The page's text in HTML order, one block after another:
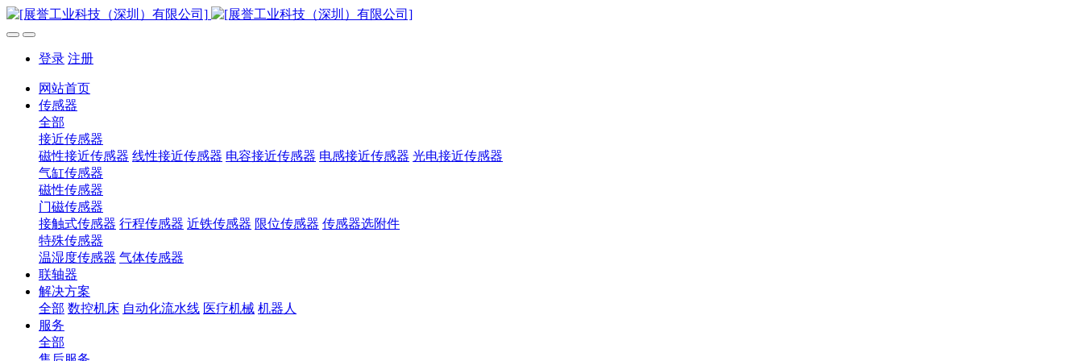
登录 注册
网站首页
传感器
全部
接近传感器
磁性接近传感器 线性接近传感器 电容接近传感器 电感接近传感器 光电接近传感器
气缸传感器
磁性传感器
门磁传感器
接触式传感器 行程传感器 近铁传感器 限位传感器 传感器选附件
特殊传感器
温湿度传感器 气体传感器
联轴器
解决方案
全部 数控机床 自动化流水线 医疗机械 机器人
服务
全部